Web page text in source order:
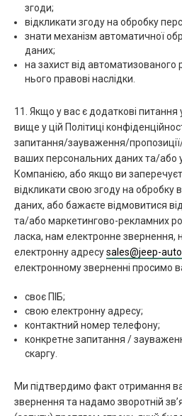
згоди;
відкликати згоду на обробку
знати механізм автоматичної
даних;
на захист від автоматизованого
нього правові наслідки.
11. Якщо у вас є додаткові питання
вище у цій Політиці
запитання/зауваження/
ваших персональних даних та/або
Компанією, або якщо ви
відкликати свою згоду на обробку
даних, або бажаєте відмовитися
та/або маркетингово-рекламних
ласка, нам електронне звернення,
електронну адресуsales@jeep-
електронному зверненні просимо
своє ПІБ;
свою електронну адресу;
контактний номер телефону;
конкретне запитання /
скаргу.
Ми підтвердимо факт отримання
звернення та надамо зворотній